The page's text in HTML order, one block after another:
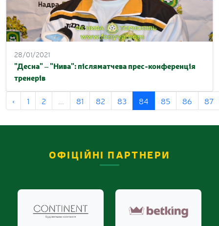
28/01/2021
"Десна" – "Нива": післяматчева прес-конференція
тренерів
‹ 1 2 81 82 83 84 85 86 87
ОФІЦІЙНІ ПАРТНЕРИ